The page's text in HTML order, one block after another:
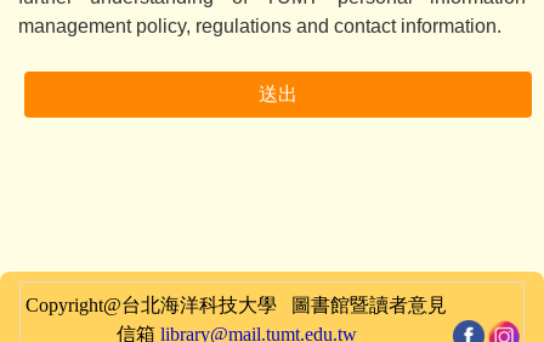
management policy, regulations and contact information.
送出
Copyright@台北海洋科技大學 圖書館暨讀者意見
信箱 library@mail.tumt.edu.tw